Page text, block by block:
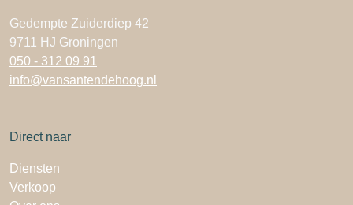
Gedempte Zuiderdiep 42
9711 HJ Groningen
050 - 312 09 91
info@vansantendehoog.nl
Direct naar
Diensten
Verkoop